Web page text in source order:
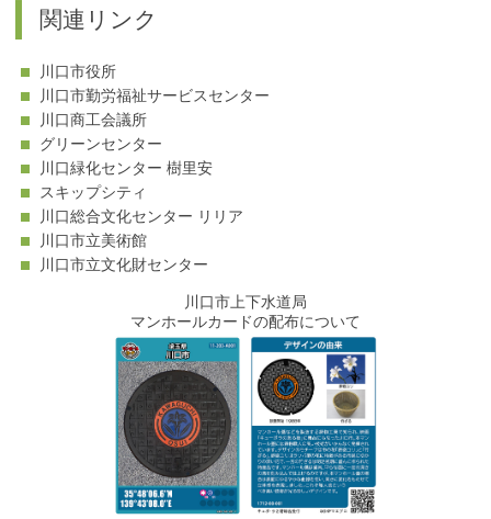
関連リンク
川口市役所
川口市勤労福祉サービスセンター
川口商工会議所
グリーンセンター
川口緑化センター 樹里安
スキップシティ
川口総合文化センター リリア
川口市立美術館
川口市立文化財センター
川口市上下水道局
マンホールカードの配布について